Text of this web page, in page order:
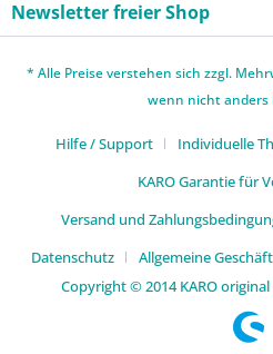
Newsletter freier Shop
* Alle Preise verstehen sich zzgl.
wenn nicht anders
Hilfe / Support Individuelle
KARO Garantie für
Versand und
Datenschutz
Allgemeine
Copyright © 2014 KARO